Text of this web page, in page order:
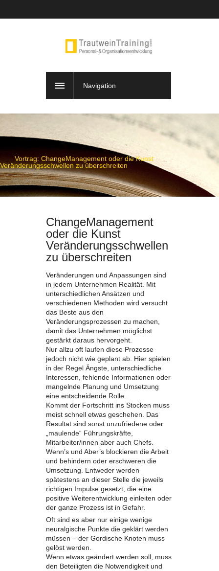
Navigation
Vortrag: ChangeManagement oder die Kunst
Veränderungsschwellen zu überschreiten
ChangeManagement
oder die Kunst
Veränderungsschwellen
zu überschreiten
Veränderungen und Anpassungen sind
in jedem Unternehmen Realität. Mit
unterschiedlichen Ansätzen und
verschiedenen Methoden wird versucht
das Beste aus den
Veränderungsprozessen zu machen,
damit das Unternehmen möglichst
gestärkt daraus hervorgeht.
Nur allzu oft laufen diese Prozesse
jedoch nicht wie geplant ab. Hier spielen
in der Regel Ängste, unterschiedliche
Interessen, fehlende Informationen oder
mangelnde Planung und Umsetzung
eine entscheidende Rolle.
Kommt der Fortschritt ins Stocken muss
meist schnell etwas geschehen. Das
Resultat sind sonst unzufriedene oder
„maulende“ Führungskräfte,
Mitarbeiter/innen aber auch Chefs.
Wenn’s und Aber’s blockieren die Arbeit
und behindern oder erschweren die
Umsetzung. Entweder werden
spätestens an dieser Stelle die jeweils
richtigen Impulse gesetzt, die eine
positive Weiterentwicklung einleiten oder
der ganze Prozess ist in Gefahr.
Oft sind es aber nur einige wenige
neuralgische Punkte die geklärt werden
müssen – der Gordische Knoten muss
gelöst werden.
Wenn etwas geändert werden soll, muss
den Beteiligten die Notwendigkeit und